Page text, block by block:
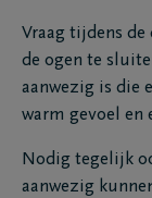
Vraag tijdens de
de ogen te
aanwezig is die
warm gevoel en
Nodig tegelijk
aanwezig